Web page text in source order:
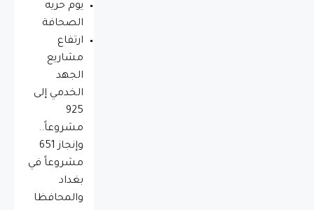
يوم حريه
الصحافة
ارتفاع
مشاريع
الجهد
الخدمي إلى
925
مشروعاً..
وإنجاز 651
مشروعاً في
بغداد
والمحافظا